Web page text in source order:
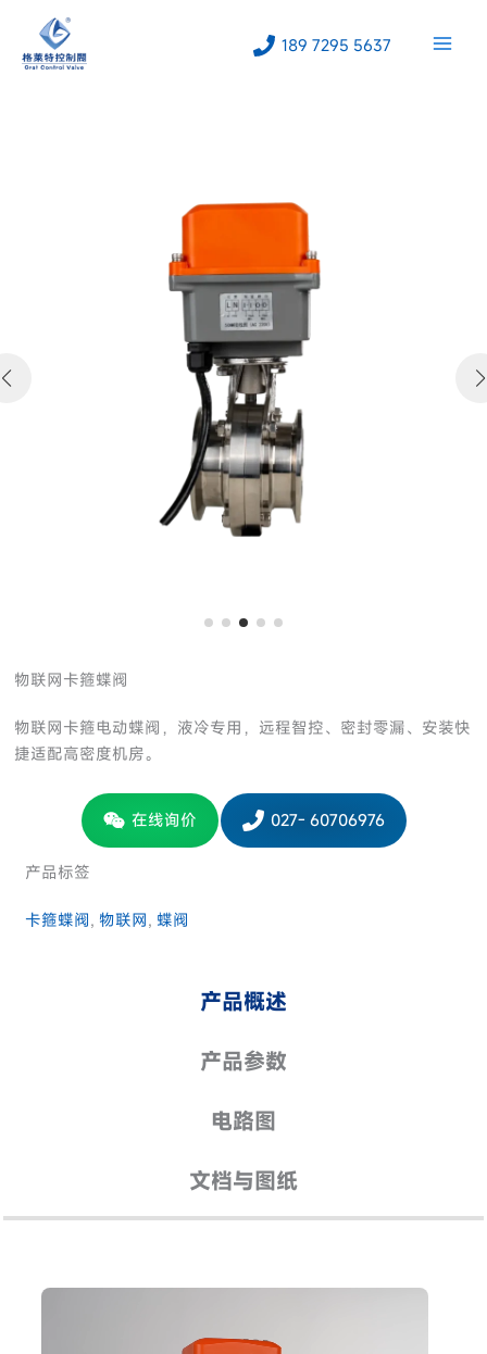
189 7295 5637
物联网卡箍蝶阀
物联网卡箍电动蝶阀，液冷专用，远程智控、密封零漏、安装快
捷适配高密度机房。
在线询价 027- 60706976
产品标签
卡箍蝶阀, 物联网, 蝶阀
产品概述
产品参数
电路图
文档与图纸